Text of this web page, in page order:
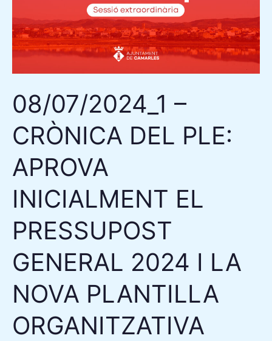
08/07/2024_1 –
CRÒNICA DEL PLE:
APROVA
INICIALMENT EL
PRESSUPOST
GENERAL 2024 I LA
NOVA PLANTILLA
ORGANITZATIVA
APROVA
INICIALMENT
GENERAL
I
NOVA
PLANTILLA
ORGANITZATIVA